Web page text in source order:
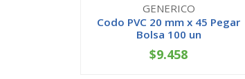
GENERICO
Codo PVC 20 mm x 45 Pegar
Bolsa 100 un
+
$9.458